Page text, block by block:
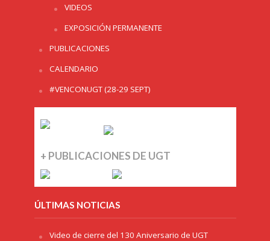
VIDEOS
EXPOSICIÓN PERMANENTE
PUBLICACIONES
CALENDARIO
#VENCONUGT (28-29 SEPT)
+ PUBLICACIONES DE UGT
ÚLTIMAS NOTICIAS
Video de cierre del 130 Aniversario de UGT